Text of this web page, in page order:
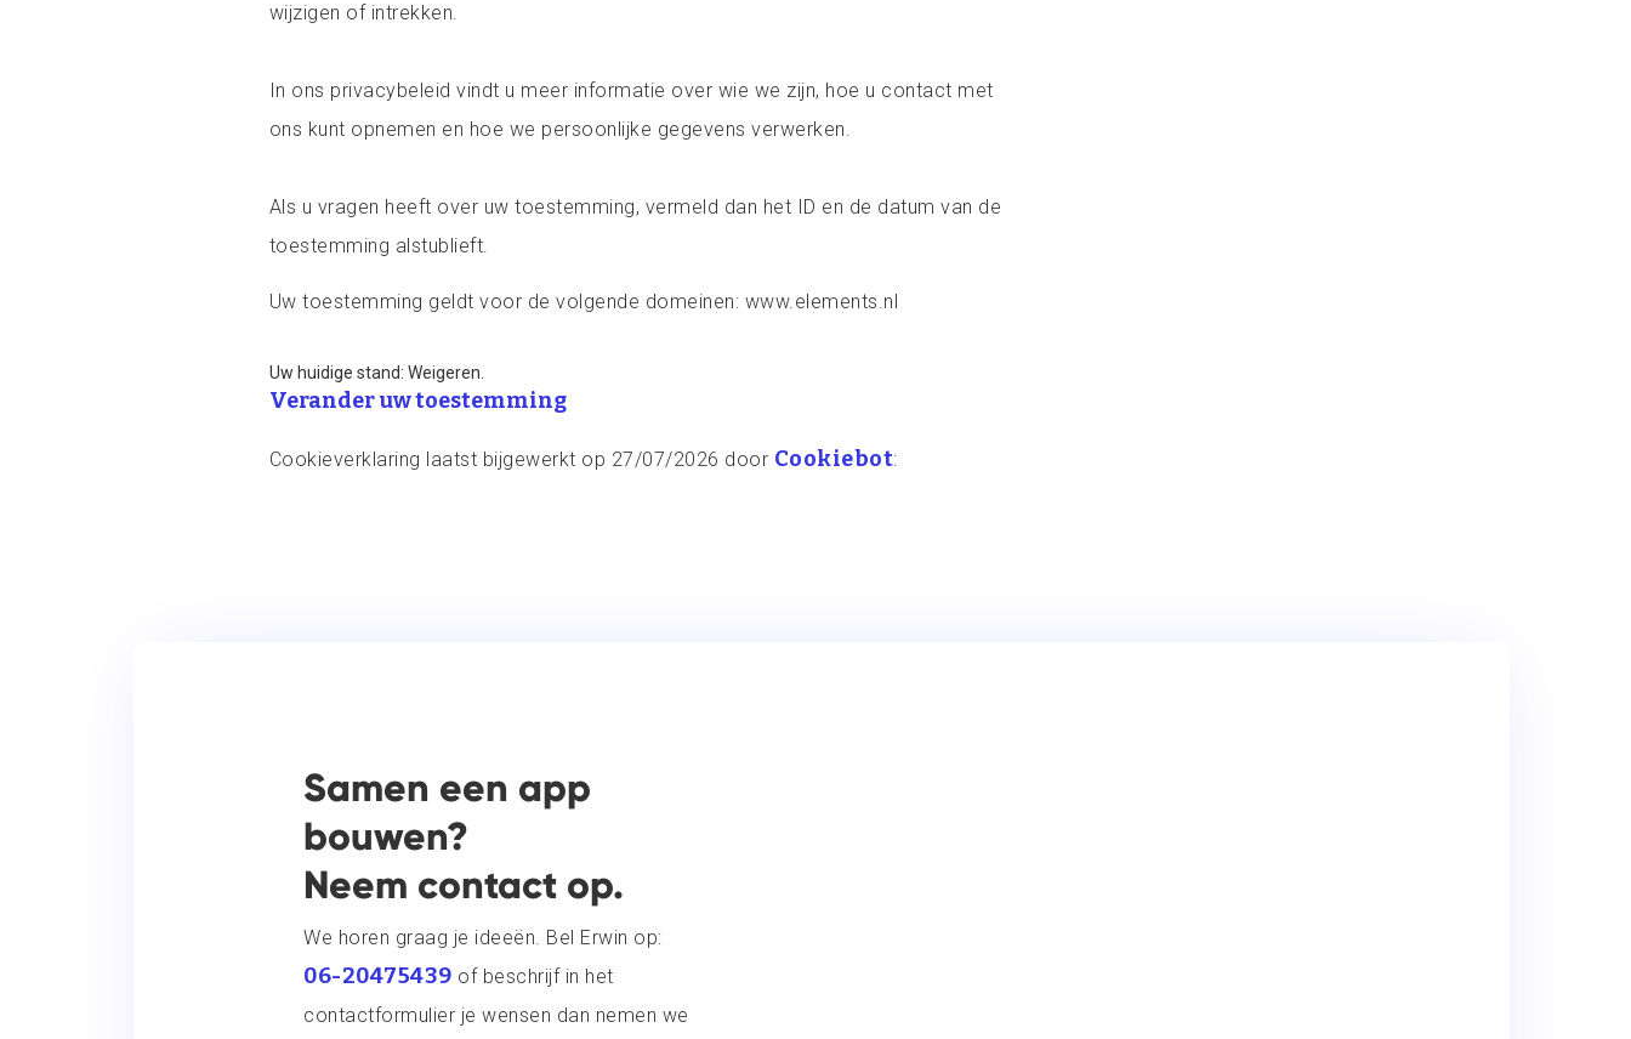
wijzigen of intrekken.
In ons privacybeleid vindt u meer informatie over wie we zijn, hoe u contact met
ons kunt opnemen en hoe we persoonlijke gegevens verwerken.
Als u vragen heeft over uw toestemming, vermeld dan het ID en de datum van de
toestemming alstublieft.
Uw toestemming geldt voor de volgende domeinen: www.elements.nl
Uw huidige stand: Weigeren.
Verander uw toestemming
Cookieverklaring laatst bijgewerkt op 27/07/2026 door Cookiebot:
Samen een app
bouwen?
Neem contact op.
We horen graag je ideeën. Bel Erwin op:
06-20475439 of beschrijf in het
contactformulier je wensen dan nemen we